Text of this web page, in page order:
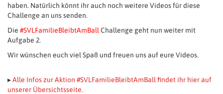
haben. Natürlich könnt ihr auch noch weitere Videos für diese
Challenge an uns senden.
Die #SVLFamilieBleibtAmBall Challenge geht nun weiter mit
Aufgabe 2.
Wir wünschen euch viel Spaß und freuen uns auf eure Videos.
▸Alle Infos zur Aktion #SVLFamilieBleibtAmBall findet ihr hier auf
unserer Übersichtsseite.